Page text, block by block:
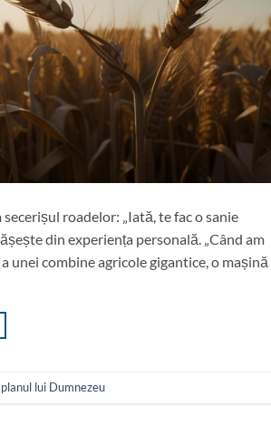
roadelor: „Iată, te fac o sanie
din experiența personală. „Când am
unei combine agricole gigantice, o mașină
planul lui Dumnezeu